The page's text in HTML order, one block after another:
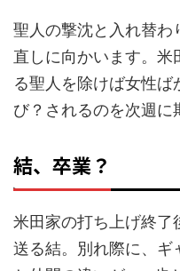
聖人の撃沈と入れ替わ
直しに向かいます。米
る聖人を除けば女性
び？されるのを次週に
結、卒業？
米田家の打ち上げ終了
送る結。別れ際に、ギ